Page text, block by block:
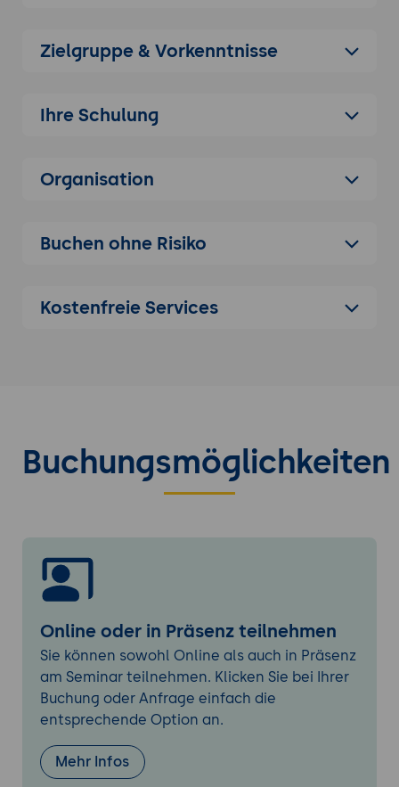
Installation und Einrichtung von Ionic,
Voraussetzungen und
Installation von Ionic CLI
Komponenten
Verwendung von Navigationselementen
wie Tabs, Seitenschublade und
Ionic-UI-Theming
Anpassen des Erscheinungsbilds von
Ionic-Anwendungen
Verwendung von SCSS-Variablen und -
Mixins
Erstellung eines benutzerdefinierten
Farbschemas
Ionic-Formulare und Validierung
Erstellung von Formularen mit Ionic-
Zielgruppe & Vorkenntnisse
Ihre Schulung
Organisation
Buchen ohne Risiko
Kostenfreie Services
Buchungsmöglichkeiten
Online oder in Präsenz teilnehmen
Sie können sowohl Online als auch in Präsenz
am Seminar teilnehmen. Klicken Sie bei Ihrer
Buchung oder Anfrage einfach die
entsprechende Option an.
Mehr Infos